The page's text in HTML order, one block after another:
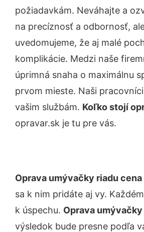
požiadavkám. Neváhajte a
na precíznosť a odbornosť,
uvedomujeme, že aj malé
komplikácie. Medzi naše
úprimná snaha o maximálnu
prvom mieste. Naši
vašim službám. Koľko stojí
opravar.sk je tu pre vás.
Oprava umývačky riadu
sa k nim pridáte aj vy.
k úspechu. Oprava
výsledok bude presne podľa